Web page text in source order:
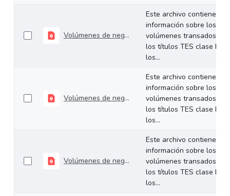
Volúmenes de negociación del 04 al 08 de mayo de 2026
Este archivo contiene
información sobre los
volúmenes transados de
los títulos TES clase B en
los...
Volúmenes de negociación del 27 al 30 de abril de 2026
Este archivo contiene
información sobre los
volúmenes transados de
los títulos TES clase B en
los...
Volúmenes de negociación del 20 al 24 de abril de 2026
Este archivo contiene
información sobre los
volúmenes transados de
los títulos TES clase B en
los...